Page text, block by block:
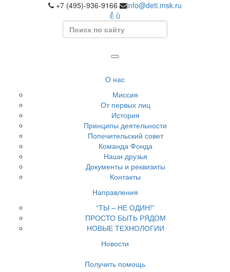
+7 (495)-936-9166 info@deti.msk.ru
Search
О нас
Миссия
От первых лиц
История
Принципы деятельности
Попечительский совет
Команда Фонда
Наши друзья
Документы и реквизиты
Контакты
Направления
“ТЫ – НЕ ОДИН!”
ПРОСТО БЫТЬ РЯДОМ
НОВЫЕ ТЕХНОЛОГИИ
Новости
Получить помощь